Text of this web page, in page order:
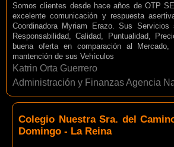
Somos clientes desde hace años de OTP
excelente comunicación y respuesta
Coordinadora Myriam Erazo. Sus
Responsabilidad, Calidad, Puntualidad,
buena oferta en comparación al
mantención de sus Vehículos
Katrin Orta Guerrero
Administración y Finanzas Agencia
Colegio Nuestra Sra. del
Domingo - La Reina